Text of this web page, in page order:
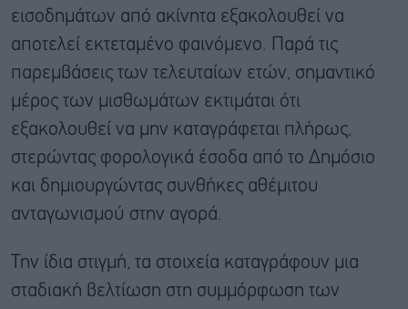
εισοδημάτων από ακίνητα εξακολουθεί να
αποτελεί εκτεταμένο φαινόμενο. Παρά τις
παρεμβάσεις των τελευταίων ετών, σημαντικό
μέρος των μισθωμάτων εκτιμάται ότι
εξακολουθεί να μην καταγράφεται πλήρως,
στερώντας φορολογικά έσοδα από το Δημόσιο
και δημιουργώντας συνθήκες αθέμιτου
ανταγωνισμού στην αγορά.
Την ίδια στιγμή, τα στοιχεία καταγράφουν μια
σταδιακή βελτίωση στη συμμόρφωση των